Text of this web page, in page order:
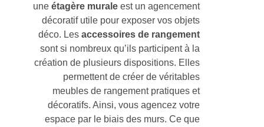
uneétagère murale est un agencement
décoratif utile pour exposer vos objets
déco. Lesaccessoires de rangement
sont si nombreux qu’ils participent à la
création de plusieurs dispositions. Elles
permettent de créer de véritables
meubles de rangement pratiques et
décoratifs. Ainsi, vous agencez votre
espace par le biais des murs. Ce que